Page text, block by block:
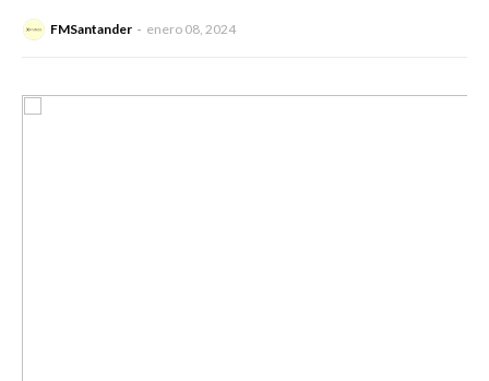
FMSantander enero 08, 2024